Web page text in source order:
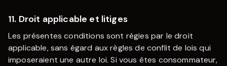
11. Droit applicable et litiges
Les présentes conditions sont régies par le droit
applicable, sans égard aux règles de conflit de lois qui
imposeraient une autre loi. Si vous êtes consommateur,